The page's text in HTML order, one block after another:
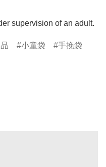
supervision of an adult.
小童袋
手挽袋